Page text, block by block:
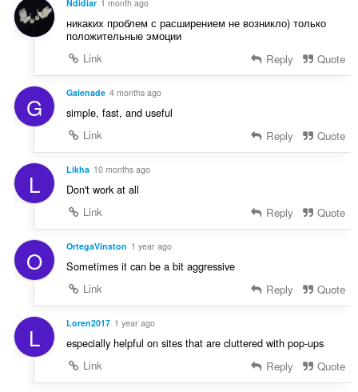
ч
і
в
н
ю
і
в
ь
о
і
н
ю
ч
і
в
Ndidiar 1 month ago
никаких проблем с расширением не возникло) только
положительные эмоции
Link
Reply Quote
G Galenade 4 months ago
simple, fast, and useful
Link
Reply Quote
L Likha 10 months ago
Don't work at all
Link
Reply Quote
O OrtegaVinston 1 year ago
Sometimes it can be a bit aggressive
Link
Reply Quote
L Loren2017 1 year ago
especially helpful on sites that are cluttered with pop-ups
Link
Reply Quote